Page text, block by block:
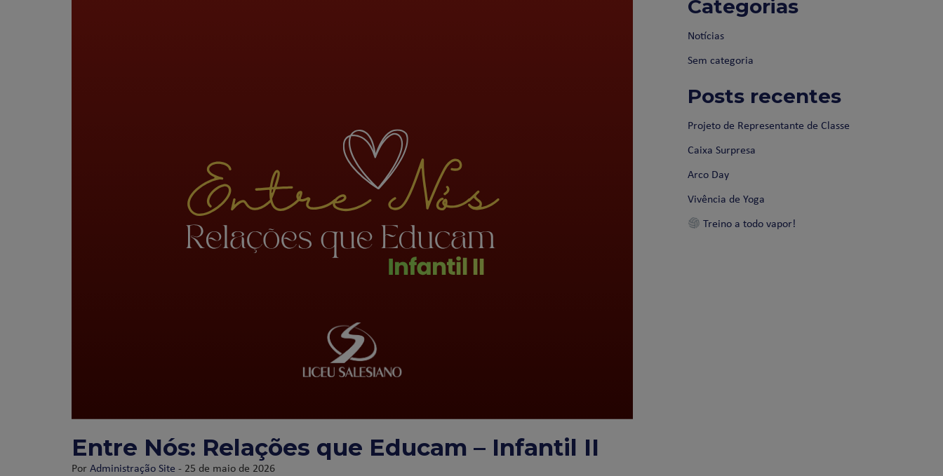
Entre Nós: Relações que Educam – Infantil II
PorAdministração Site - 25 de maio de 2026
Categorias
Notícias
Sem categoria
Posts recentes
Projeto de Representante de Classe
Caixa Surpresa
Arco Day
Vivência de Yoga
Treino a todo vapor!